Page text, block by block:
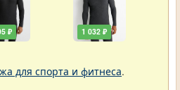
₽ 1 032 ₽
для спорта и фитнеса.